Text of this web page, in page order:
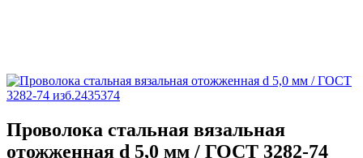
Проволока стальная вязальная
отожженная d 5,0 мм / ГОСТ 3282-74